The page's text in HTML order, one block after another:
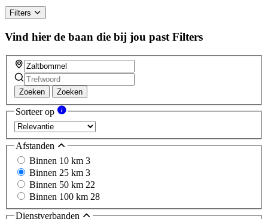
ignore
this
field
Filters
Vind hier de baan die bij jou past Filters
Zoeken Zoeken
Sorteer op
Afstanden
Binnen 10 km 3
Binnen 25 km 3
Binnen 50 km 22
Binnen 100 km 28
Dienstverbanden